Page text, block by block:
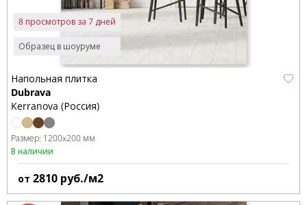
Образец в шоуруме
8 просмотров за 7 дней
Напольная плитка
Dubrava
Kerranova (Россия)
Размер: 1200x200 мм
В наличии
от 2810 руб./м2